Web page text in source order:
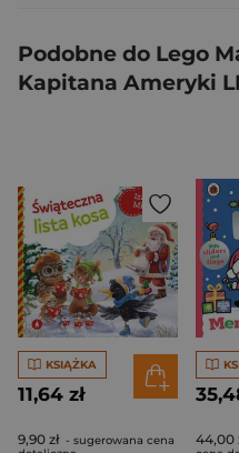
Podobne do Lego
Kapitana Ameryki
KSIĄŻKA
11,64 zł
9,90 zł - sugerowana cena
44,00